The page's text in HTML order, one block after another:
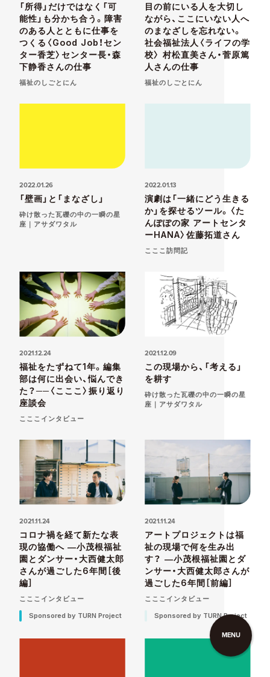
「所得」だけではなく「可
能性」も分かち合う。障害
のある人とともに仕事を
つくる〈Good Job！セン
ター香芝〉センター長・森
下静香さんの仕事
福祉のしごとにん
目の前にいる人を大切し
ながら、ここにいない人へ
のまなざしを忘れない。
社会福祉法人〈ライフの学
校〉 村松直美さん・菅原篤
人さんの仕事
福祉のしごとにん
2022.01.26
「壁画」と「まなざし」
砕け散った瓦礫の中の一瞬の星
座｜アサダワタル
2022.01.13
演劇は「一緒にどう生きる
か」を探せるツール。〈た
んぽぽの家 アートセンタ
ーHANA〉佐藤拓道さん
こここ訪問記
2021.12.24
福祉をたずねて1年。編集
部は何に出会い、悩んでき
た？──〈こここ〉振り返り
座談会
こここインタビュー
2021.12.09
この現場から、「考える」
を耕す
砕け散った瓦礫の中の一瞬の星
座｜アサダワタル
2021.11.24
コロナ禍を経て新たな表
現の協働へ ―小茂根福祉
園とダンサー・大西健太郎
さんが過ごした6年間［後
編］
こここインタビュー
Sponsored by TURN Project
2021.11.24
アートプロジェクトは福
祉の現場で何を生み出
す？ ―小茂根福祉園とダ
ンサー・大西健太郎さんが
過ごした6年間［前編］
こここインタビュー
Sponsored by TURN Project
MENU